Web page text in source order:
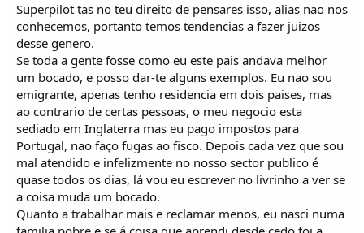
Superpilot tas no teu direito de pensares isso, alias nao nos
conhecemos, portanto temos tendencias a fazer juizos
desse genero.
Se toda a gente fosse como eu este pais andava melhor
um bocado, e posso dar-te alguns exemplos. Eu nao sou
emigrante, apenas tenho residencia em dois paises, mas
ao contrario de certas pessoas, o meu negocio esta
sediado em Inglaterra mas eu pago impostos para
Portugal, nao faço fugas ao fisco. Depois cada vez que sou
mal atendido e infelizmente no nosso sector publico é
quase todos os dias, lá vou eu escrever no livrinho a ver se
a coisa muda um bocado.
Quanto a trabalhar mais e reclamar menos, eu nasci numa